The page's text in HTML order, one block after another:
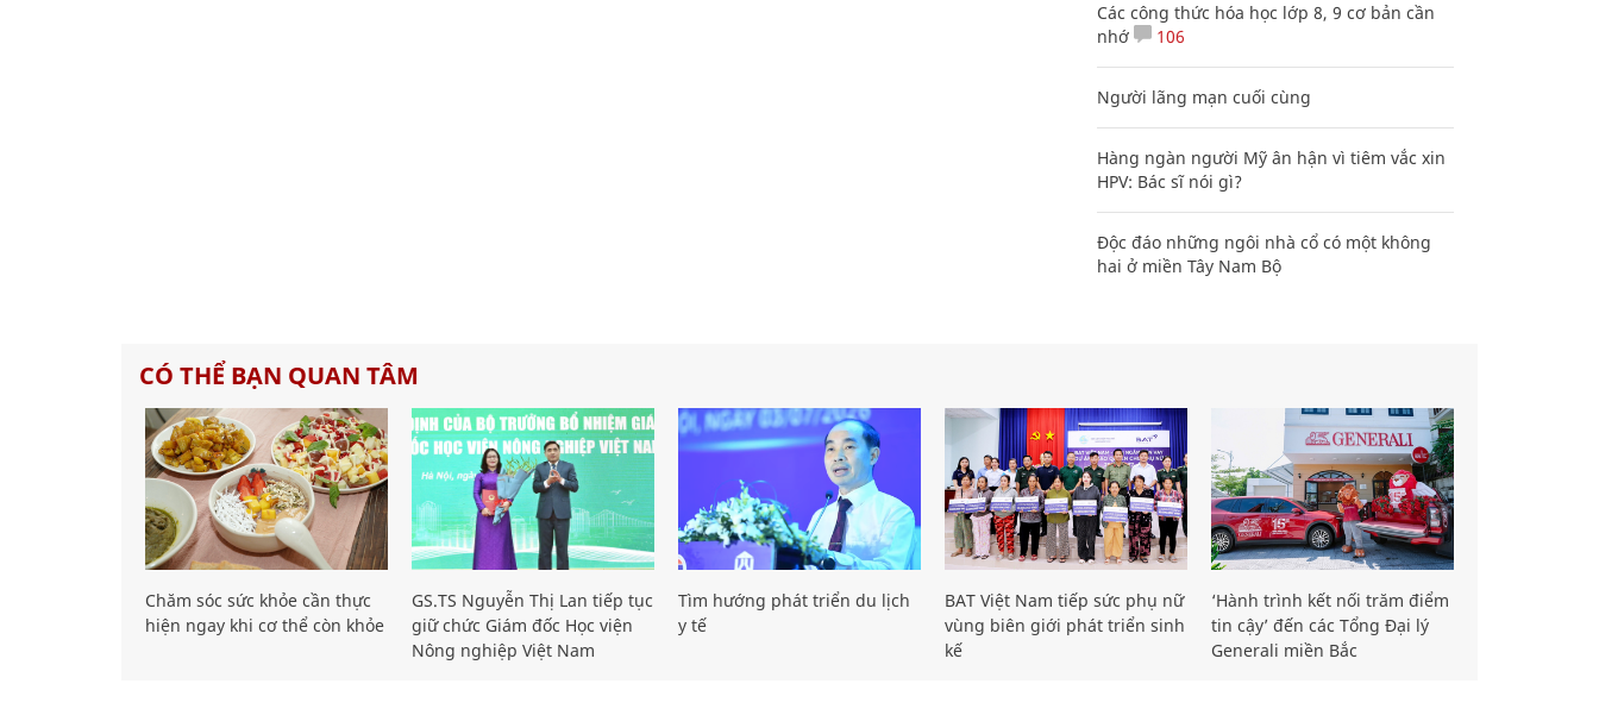
Các công thức hóa học lớp 8, 9 cơ bản cần
nhớ
106
Người lãng mạn cuối cùng
Hàng ngàn người Mỹ ân hận vì tiêm vắc xin
HPV: Bác sĩ nói gì?
Độc đáo những ngôi nhà cổ có một không
hai ở miền Tây Nam Bộ
CÓ THỂ BẠN QUAN TÂM
Chăm sóc sức khỏe cần thực
hiện ngay khi cơ thể còn khỏe
GS.TS Nguyễn Thị Lan tiếp tục
giữ chức Giám đốc Học viện
Nông nghiệp Việt Nam
Tìm hướng phát triển du lịch
y tế
BAT Việt Nam tiếp sức phụ nữ
vùng biên giới phát triển sinh
kế
‘Hành trình kết nối trăm điểm
tin cậy’ đến các Tổng Đại lý
Generali miền Bắc